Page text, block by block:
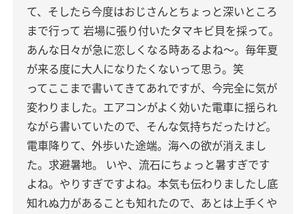
て、そしたら今度はおじさんとちょっと深いところ
まで行って 岩場に張り付いたタマキビ貝を採って。
あんな日々が急に恋しくなる時あるよね〜。毎年夏
が来る度に大人になりたくないって思う。笑
ってここまで書いてきてあれですが、今完全に気が
変わりました。エアコンがよく効いた電車に揺られ
ながら書いていたので、そんな気持ちだったけど。
電車降りて、外歩いた途端。海への欲が消えまし
た。求避暑地。
いや、流石にちょっと暑すぎです
よね。やりすぎですよね。本気も伝わりましたし底
知れぬ力があることも知れたので、あとは上手くや